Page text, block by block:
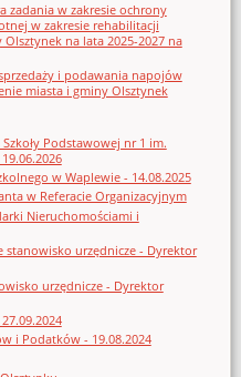
zadania w zakresie ochrony
w zakresie rehabilitacji
na lata 2025-2027 na
i podawania napojów
miasta i gminy Olsztynek
Podstawowej nr 1 im.
w Waplewie - 14.08.2025
w Referacie Organizacyjnym
Nieruchomościami i
urzędnicze - Dyrektor
urzędnicze - Dyrektor
i Podatków - 19.08.2024